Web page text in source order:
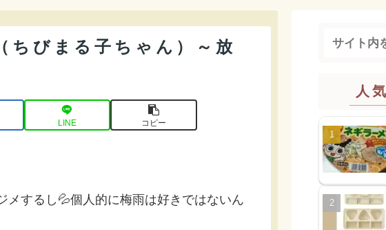
ちびまる子ちゃん）～放
LINE コピー
するし💦個人的に梅雨は好きではないん
人